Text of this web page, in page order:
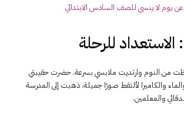
يوم لا ينسى للصف السادس الابتدائي
الاستعداد للرحلة
من النوم وارتديت ملابسي بسرعة. حضرت حقيبتي
والكاميرا لألتقط صورًا جميلة. ذهبت إلى المدرسة
والمعلمين.